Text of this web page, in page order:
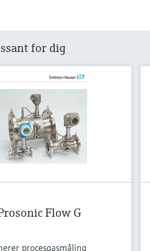
for dig
Flow G
procesgasmåling